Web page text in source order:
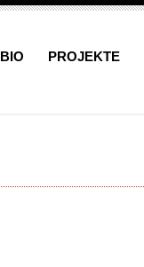
BIO PROJEKTE